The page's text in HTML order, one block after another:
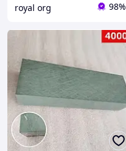
royal org 98%